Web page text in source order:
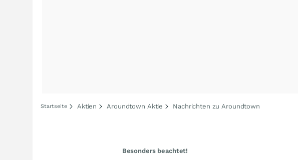
Startseite Aktien Aroundtown Aktie Nachrichten zu Aroundtown
Besonders beachtet!